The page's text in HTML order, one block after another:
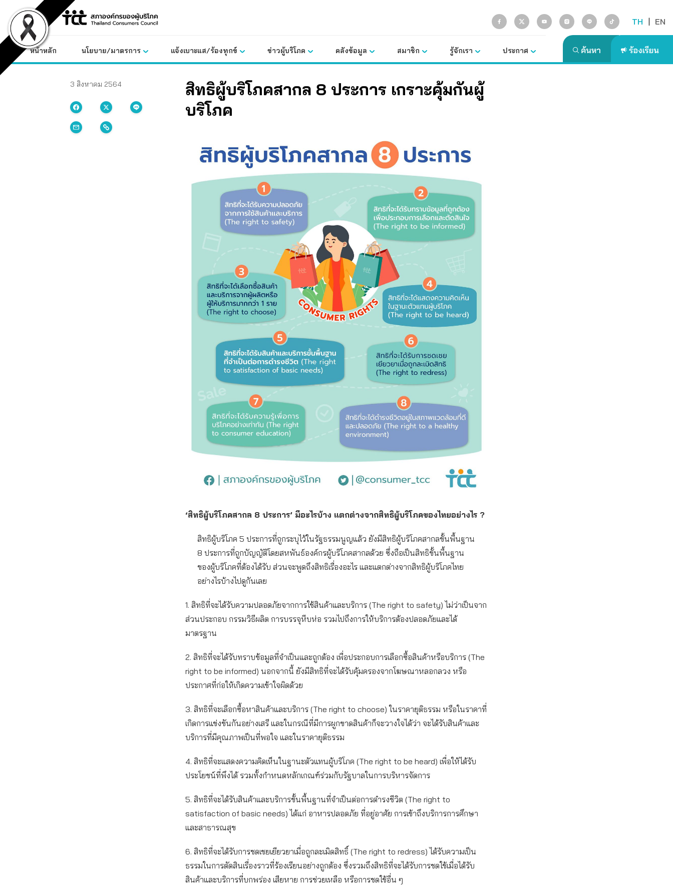
content
TH | EN
หน้าหลัก นโยบาย/มาตรการ แจ้งเบาะแส/ร้องทุกข์ ข่าวผู้บริโภค คลังข้อมูล สมาชิก รู้จักเรา ประกาศ
3 สิงหาคม 2564
สิทธิผู้บริโภคสากล 8 ประการ เกราะคุ้มกันผู้
บริโภค
‘สิทธิผู้บริโภคสากล 8 ประการ’ มีอะไรบ้าง แตกต่างจากสิทธิผู้บริโภคของไทยอย่างไร ?
สิทธิผู้บริโภค 5 ประการที่ถูกระบุไว้ในรัฐธรรมนูญแล้ว ยังมีสิทธิผู้บริโภคสากลขั้นพื้นฐาน
8 ประการที่ถูกบัญญัติโดยสหพันธ์องค์กรผู้บริโภคสากลด้วย ซึ่งถือเป็นสิทธิขั้นพื้นฐาน
ของผู้บริโภคที่ต้องได้รับ ส่วนจะพูดถึงสิทธิเรื่องอะไร และแตกต่างจากสิทธิผู้บริโภคไทย
อย่างไรบ้างไปดูกันเลย
1. สิทธิที่จะได้รับความปลอดภัยจากการใช้สินค้าและบริการ (The right to safety) ไม่ว่าเป็นจาก
ส่วนประกอบ กรรมวิธีผลิต การบรรจุหีบห่อ รวมไปถึงการให้บริการต้องปลอดภัยและได้
มาตรฐาน
2. สิทธิที่จะได้รับทราบข้อมูลที่จำเป็นและถูกต้อง เพื่อประกอบการเลือกซื้อสินค้าหรือบริการ (The
right to be informed) นอกจากนี้ ยังมีสิทธิที่จะได้รับคุ้มครองจากโฆษณาหลอกลวง หรือ
ประกาศที่ก่อให้เกิดความเข้าใจผิดด้วย
3. สิทธิที่จะเลือกซื้อหาสินค้าและบริการ (The right to choose) ในราคายุติธรรม หรือในราคาที่
เกิดการแข่งขันกันอย่างเสรี และในกรณีที่มีการผูกขาดสินค้าก็จะวางใจได้ว่า จะได้รับสินค้าและ
บริการที่มีคุณภาพเป็นที่พอใจ และในราคายุติธรรม
4. สิทธิที่จะแสดงความคิดเห็นในฐานะตัวแทนผู้บริโภค (The right to be heard) เพื่อให้ได้รับ
ประโยชน์ที่พึงได้ รวมทั้งกำหนดหลักเกณฑ์ร่วมกับรัฐบาลในการบริหารจัดการ
5. สิทธิที่จะได้รับสินค้าและบริการขั้นพื้นฐานที่จำเป็นต่อการดำรงชีวิต (The right to
satisfaction of basic needs) ได้แก่ อาหารปลอดภัย ที่อยู่อาศัย การเข้าถึงบริการการศึกษา
และสาธารณสุข
6. สิทธิที่จะได้รับการชดเชยเยียวยาเมื่อถูกละเมิดสิทธิ์ (The right to redress) ได้รับความเป็น
ธรรมในการตัดสินเรื่องราวที่ร้องเรียนอย่างถูกต้อง ซึ่งรวมถึงสิทธิที่จะได้รับการชดใช้เมื่อได้รับ
สินค้าและบริการที่บกพร่อง เสียหาย การช่วยเหลือ หรือการชดใช้อื่น ๆ